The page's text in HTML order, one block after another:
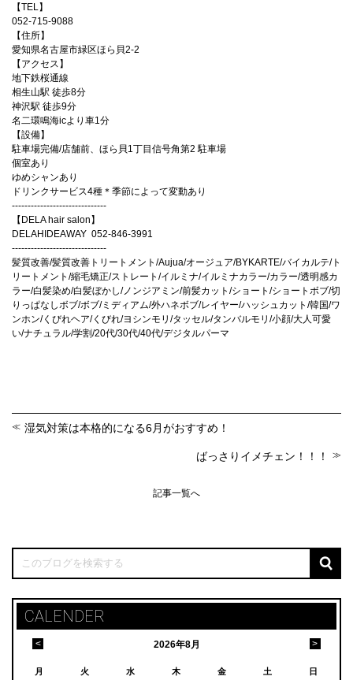
【TEL】
052-715-9088
【住所】
愛知県名古屋市緑区ほら貝2-2
【アクセス】
地下鉄桜通線
相生山駅 徒歩8分
神沢駅 徒歩9分
名二環鳴海icより車1分
【設備】
駐車場完備/店舗前、ほら貝1丁目信号角第2 駐車場
個室あり
ゆめシャンあり
ドリンクサービス4種＊季節によって変動あり
------------------------------
【DELA hair salon】
DELAHIDEAWAY 052-846-3991
------------------------------
髪質改善/髪質改善トリートメント/Aujua/オージュア/BYKARTE/バイカルテ/ト
リートメント/縮毛矯正/ストレート/イルミナ/イルミナカラー/カラー/透明感カ
ラー/白髪染め/白髪ぼかし/ノンジアミン/前髪カット/ショート/ショートボブ/切
りっぱなしボブ/ボブ/ミディアム/外ハネボブ/レイヤー/ハッシュカット/韓国/ワ
ンホン/くびれヘア/くびれ/ヨシンモリ/タッセル/タンバルモリ/小顔/大人可愛
い/ナチュラル/学割/20代/30代/40代/デジタルパーマ
湿気対策は本格的になる6月がおすすめ！
ばっさりイメチェン！！！
記事一覧へ
CALENDER
2026年8月
< >
月 火 水 木 金 土 日